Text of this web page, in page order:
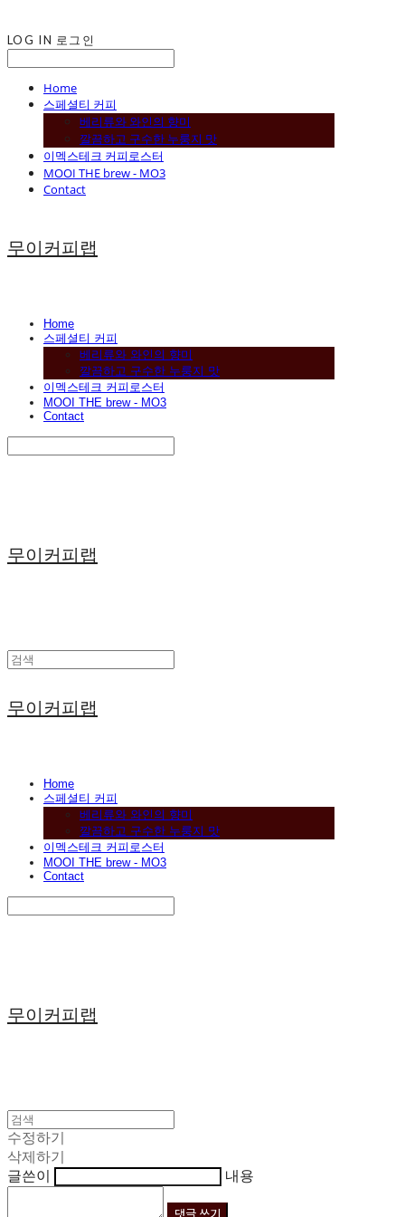
LOG IN 로그인
Home
스페셜티 커피
베리류와 와인의 향미
깔끔하고 구수한 누룽지 맛
이멕스테크 커피로스터
MOOI THE brew - MO3
Contact
무이커피랩
Home
스페셜티 커피
베리류와 와인의 향미
깔끔하고 구수한 누룽지 맛
이멕스테크 커피로스터
MOOI THE brew - MO3
Contact
무이커피랩
무이커피랩
Home
스페셜티 커피
베리류와 와인의 향미
깔끔하고 구수한 누룽지 맛
이멕스테크 커피로스터
MOOI THE brew - MO3
Contact
무이커피랩
수정하기
삭제하기
글쓴이
내용